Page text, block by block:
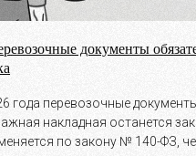
документы
года перевозочные
накладная останется
по закону № 140-ФЗ,